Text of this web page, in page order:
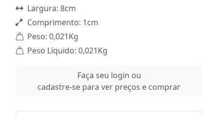
Largura: 8cm
Comprimento: 1cm
Peso: 0,021Kg
Peso Líquido: 0,021Kg
Faça seu login ou
cadastre-se para ver preços e comprar